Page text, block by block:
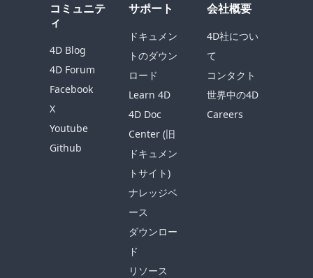
コミュニテ
ィ
4D Blog
4D Forum
Facebook
X
Youtube
Github
サポート
ドキュメン
トのダウン
ロード
Learn 4D
4D Doc
Center (旧
ドキュメン
トサイト)
ナレッジベ
ース
ダウンロー
ド
リソース
会社概要
4D社につい
て
コンタクト
世界中の4D
Careers